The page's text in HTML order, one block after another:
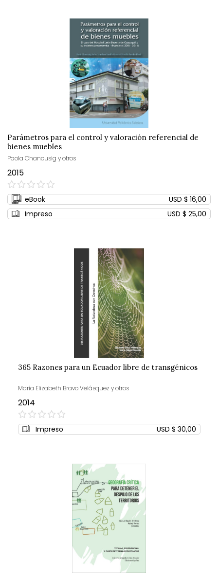
Parámetros para el control y valoración referencial de
bienes muebles
Paola Chancusig y otros
2015
0%
eBook
USD $ 16,00
Impreso
USD $ 25,00
365 Razones para un Ecuador libre de transgénicos
María Elizabeth Bravo Velásquez y otros
2014
0%
Impreso USD $ 30,00